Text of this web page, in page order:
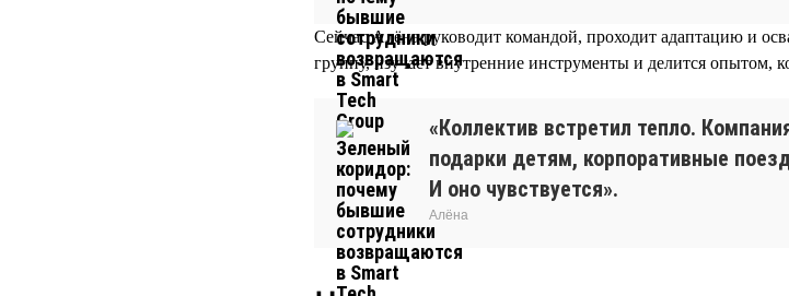
Сейчас Алёна руководит командой, проходит адаптацию и
группу, изучает внутренние инструменты и делится опытом,
«Коллектив встретил тепло.
подарки детям, корпоративные
И оно чувствуется».
Алёна